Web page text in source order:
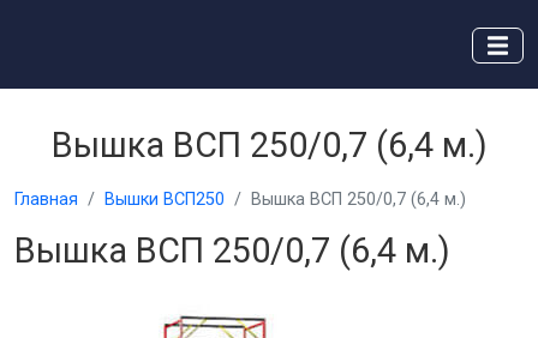
Вышка ВСП 250/0,7 (6,4 м.)
Главная Вышки ВСП250 Вышка ВСП 250/0,7 (6,4 м.)
Вышка ВСП 250/0,7 (6,4 м.)